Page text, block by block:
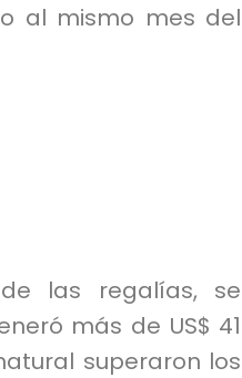
al mismo mes del
las regalías, se
más de US$ 41
superaron los